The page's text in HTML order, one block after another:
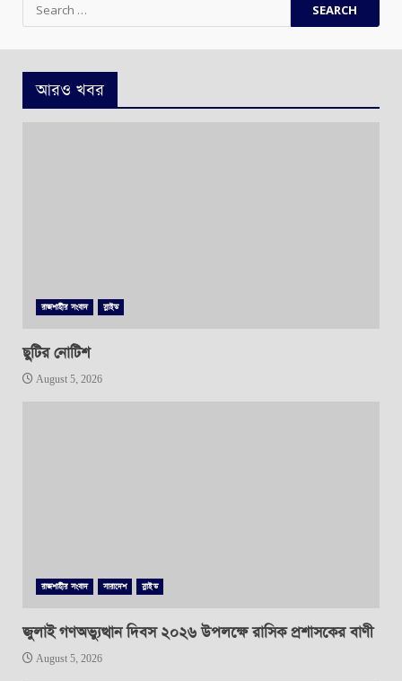
for:
আরও খবর
রাজশাহীর সংবাদ স্লাইড
ছুটির নোটিশ
August 5, 2026
রাজশাহীর সংবাদ সারাদেশ স্লাইড
জুলাই গণঅভ্যুত্থান দিবস ২০২৬ উপলক্ষে রাসিক প্রশাসকের বাণী
August 5, 2026